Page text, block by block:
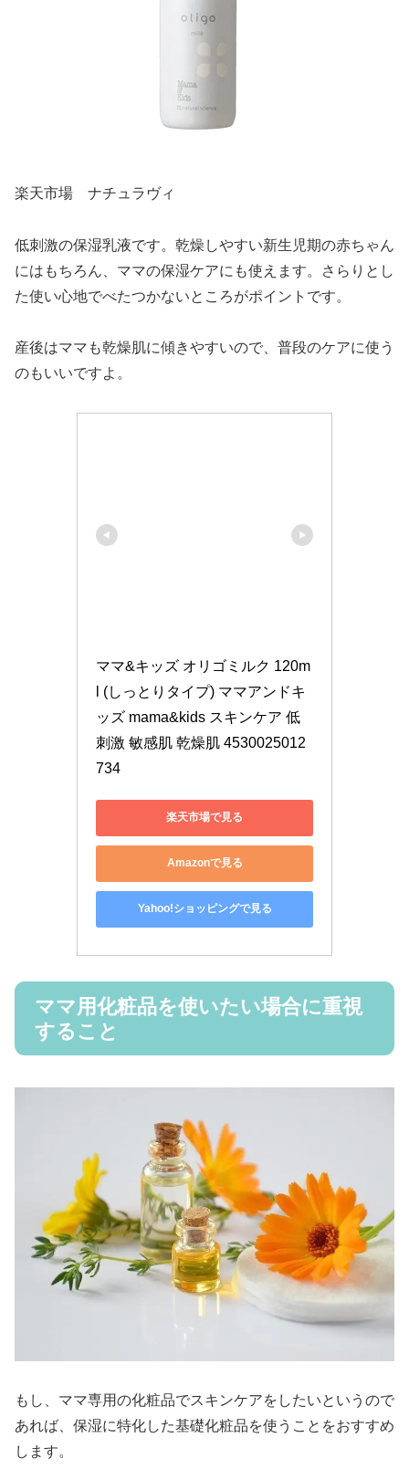
楽天市場 ナチュラヴィ
低刺激の保湿乳液です。乾燥しやすい新生児期の赤ちゃん
にはもちろん、ママの保湿ケアにも使えます。さらりとし
た使い心地でべたつかないところがポイントです。
産後はママも乾燥肌に傾きやすいので、普段のケアに使う
のもいいですよ。
ママ&キッズ オリゴミルク 120m
l (しっとりタイプ) ママアンドキ
ッズ mama&kids スキンケア 低
刺激 敏感肌 乾燥肌 4530025012
734
楽天市場で見る
Amazonで見る
Yahoo!ショッピングで見る
ママ用化粧品を使いたい場合に重視
すること
もし、ママ専用の化粧品でスキンケアをしたいというので
あれば、保湿に特化した基礎化粧品を使うことをおすすめ
します。